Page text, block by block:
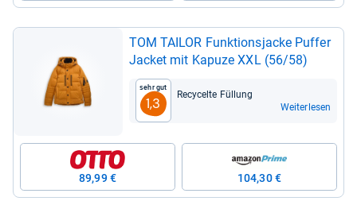
TOM TAI­LOR Funk­ti­ons­ja­cke Puf­fer
Jacket mit Kapuze XXL (56/58)
Sehr gut
1,3
Recy­celte Fül­lung
Weiterlesen
89,99 € 104,30 €